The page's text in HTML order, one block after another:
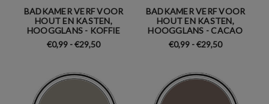
BADKAMER VERF VOOR
HOUT EN KASTEN,
HOOGGLANS - KOFFIE
€0,99 - €29,50
BADKAMER VERF VOOR
HOUT EN KASTEN,
HOOGGLANS - CACAO
€0,99 - €29,50